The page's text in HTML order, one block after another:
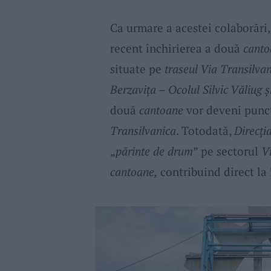
Ca urmare a acestei
recent închirierea a două
situate pe traseul Via
Berzavița – Ocolul Silvic Văliug
două cantoane vor deveni
Transilvanica. Totodată,
„părinte de drum” pe sectorul
cantoane, contribuind direct la